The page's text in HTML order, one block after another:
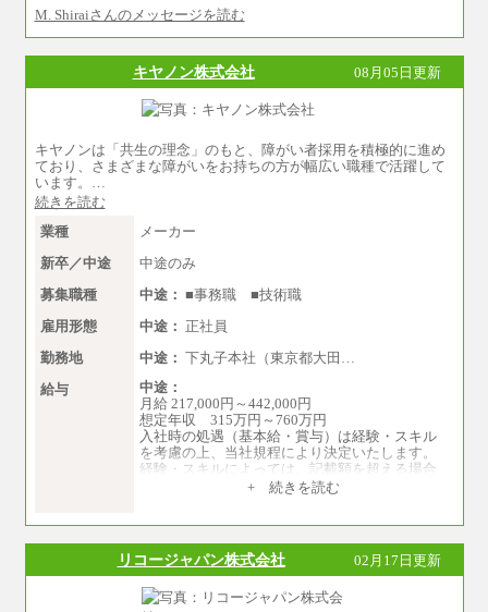
※上記に加え、所定労働時間外に勤務をし
た場合には、時間外勤務手当を支給します。
ん。
中途：
＜募集各社・全職種共通＞
※試用期間中の給与に変更はありません。
M. Shiraiさんのメッセージを読む
キヤノン株式会社 08月05日更新
キヤノンは「共生の理念」のもと、障がい者採用を積極的に進め
ており、さまざまな障がいをお持ちの方が幅広い職種で活躍して
います。…
続きを読む
業種
メーカー
新卒／中途
中途のみ
募集職種
中途： ■事務職 ■技術職
雇用形態
中途： 正社員
勤務地
中途： 下丸子本社（東京都大田…
給与
中途：
月給 217,000円～442,000円
想定年収 315万円～760万円
入社時の処遇（基本給・賞与）は経験・スキル
を考慮の上、当社規程により決定いたします。
経験・スキルによっては、記載額を超える場合
+ 続きを読む
リコージャパン株式会社 02月17日更新